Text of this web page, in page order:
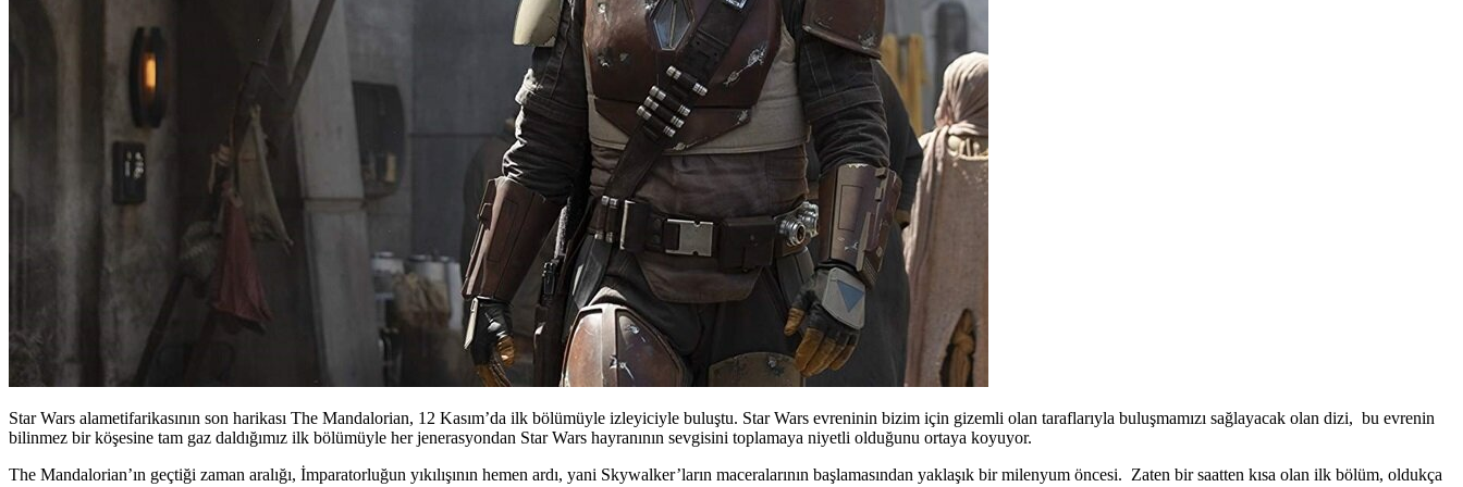
Star Wars alametifarikasının son harikası The Mandalorian, 12 Kasım’da ilk bölümüyle izleyiciyle buluştu. Star Wars evreninin bizim için gizemli olan taraflarıyla buluşmamızı sağlayacak olan dizi, bu evrenin
bilinmez bir köşesine tam gaz daldığımız ilk bölümüyle her jenerasyondan Star Wars hayranının sevgisini toplamaya niyetli olduğunu ortaya koyuyor.
The Mandalorian’ın geçtiği zaman aralığı, İmparatorluğun yıkılışının hemen ardı, yani Skywalker’ların maceralarının başlamasından yaklaşık bir milenyum öncesi. Zaten bir saatten kısa olan ilk bölüm, oldukça